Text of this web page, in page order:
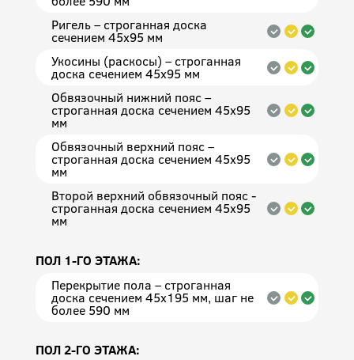
Ригель – строганная доска
сечением 45x95 мм
Укосины (раскосы) – строганная
доска сечением 45x95 мм
Обвязочный нижний пояс –
строганная доска сечением 45x95
мм
Обвязочный верхний пояс –
строганная доска сечением 45x95
мм
Второй верхний обвязочный пояс -
строганная доска сечением 45x95
мм
ПОЛ 1-ГО ЭТАЖА:
Перекрытие пола – строганная
доска сечением 45х195 мм, шаг не
более 590 мм
ПОЛ 2-ГО ЭТАЖА: